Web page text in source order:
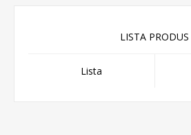
LISTA PRODUS
Lista